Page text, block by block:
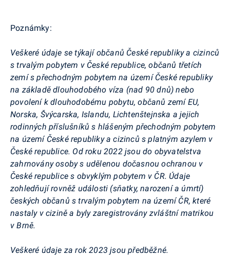
Poznámky:
Veškeré údaje se týkají občanů České republiky a cizinců
s trvalým pobytem v České republice, občanů třetích
zemí s přechodným pobytem na území České republiky
na základě dlouhodobého víza (nad 90 dnů) nebo
povolení k dlouhodobému pobytu, občanů zemí EU,
Norska, Švýcarska, Islandu, Lichtenštejnska a jejich
rodinných příslušníků s hlášeným přechodným pobytem
na území České republiky a cizinců s platným azylem v
České republice. Od roku 2022 jsou do obyvatelstva
zahrnovány osoby s udělenou dočasnou ochranou v
České republice s obvyklým pobytem v ČR. Údaje
zohledňují rovněž události (sňatky, narození a úmrtí)
českých občanů s trvalým pobytem na území ČR, které
nastaly v cizině a byly zaregistrovány zvláštní matrikou
v Brně.
Veškeré údaje za rok 2023 jsou předběžné.